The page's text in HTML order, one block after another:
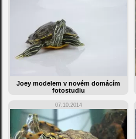
Joey modelem v novém domácím
fotostudiu
07.10.2014